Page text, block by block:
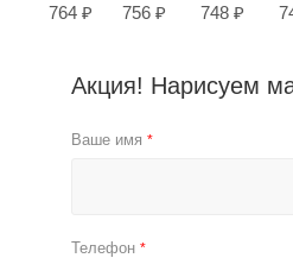
764 ₽
756 ₽
748 ₽
Акция! Нарисуем
Ваше имя *
Телефон *